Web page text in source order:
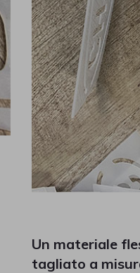
Un materiale
tagliato a